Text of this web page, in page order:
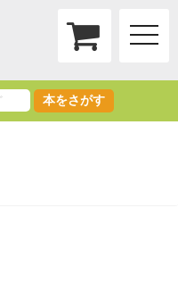
toggle
本をさがす